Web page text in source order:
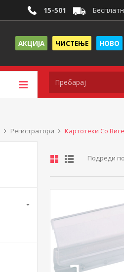
15-501
АКЦИЈА ЧИСТЕЊЕ НОВО
Регистратори Картотеки Со
Подреди по